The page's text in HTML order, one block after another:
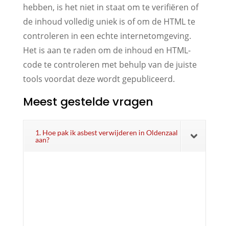
hebben, is het niet in staat om te verifiëren of
de inhoud volledig uniek is of om de HTML te
controleren in een echte internetomgeving.
Het is aan te raden om de inhoud en HTML-
code te controleren met behulp van de juiste
tools voordat deze wordt gepubliceerd.
Meest gestelde vragen
1. Hoe pak ik asbest verwijderen in Oldenzaal
aan?